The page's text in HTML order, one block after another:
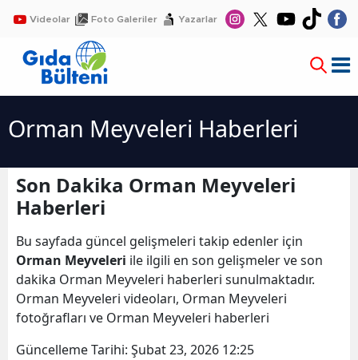
Videolar Foto Galeriler Yazarlar
Orman Meyveleri Haberleri
Son Dakika Orman Meyveleri
Haberleri
Bu sayfada güncel gelişmeleri takip edenler için
Orman Meyveleri ile ilgili en son gelişmeler ve son
dakika Orman Meyveleri haberleri sunulmaktadır.
Orman Meyveleri videoları, Orman Meyveleri
fotoğrafları ve Orman Meyveleri haberleri
Güncelleme Tarihi: Şubat 23, 2026 12:25